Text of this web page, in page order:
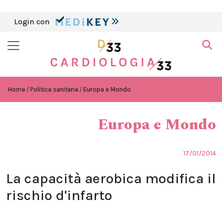
Login con
Home Politica sanitaria Europa e Mondo
Europa e Mondo
17/01/2014
La capacità aerobica modifica il
rischio d'infarto